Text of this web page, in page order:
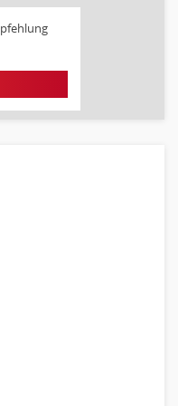
Leitung, Teamleitung
Prozessmanagement